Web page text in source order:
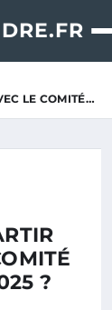
LE COMITÉ…
?